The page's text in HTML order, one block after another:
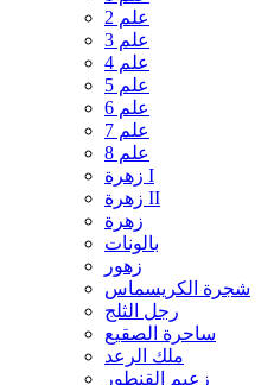
علم 2
علم 3
علم 4
علم 5
علم 6
علم 7
علم 8
زهرة I
زهرة II
زهرة
بالونات
زهور
شجرة الكريسماس
رجل الثلج
ساحرة الصقيع
ملك الرعد
زعيم القنطور